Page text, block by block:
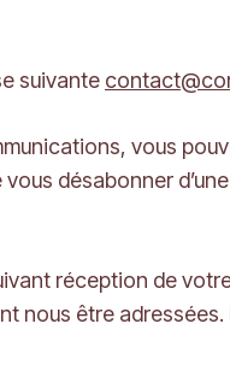
suivante
vous
désabonner
réception de
nous être